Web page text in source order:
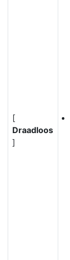
[
Draadloos
]